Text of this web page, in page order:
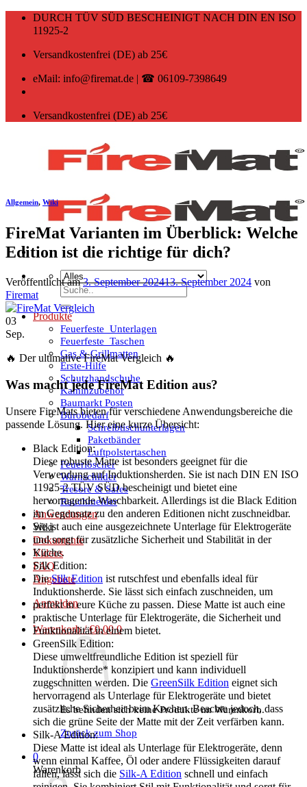
Zum
DURCH TÜV SÜD BESCHEINIGT NACH DIN EN ISO
11925-2
Versandkostenfrei (DE) ab 25€
eMail: info@firemat.de | ☎ 06109-7398649
Versandkostenfrei (DE) ab 25€
Suchen
nach:
Produkte
Feuerfeste_Unterlagen
Feuerfeste_Taschen
Gas & Grillmatten
Erste-Hilfe
Schutzhandschuhe
Kaminzubehör
Baumarkt Posten
Bürobedarf
Schreibtischunterlagen
Paketbänder
Luftpolstertaschen
Feuerlöscher
Warnschilder
Tresore & Safes
Rauchmelder
Anwendungen
Wiki
Dokumente
Videos
FAQ
Angebote
Anmelden
Warenkorb /€0,00 0
Es befinden sich keine Produkte im Warenkorb.
Zurück zum Shop
0
Warenkorb
Allgemein, Wiki
FireMat Varianten im Überblick: Welche
Edition ist die richtige für dich?
Veröffentlicht am3. September 202413. September 2024 von
Firemat
03
Sep.
🔥 Der ultimative FireMat Vergleich 🔥
Was macht jede FireMat Edition aus?
Unsere FireMats bieten für verschiedene Anwendungsbereiche die
passende Lösung. Hier eine kurze Übersicht:
Black Edition:
Diese robuste Matte ist besonders geeignet für die
Verwendung auf Induktionsherden. Sie ist nach DIN EN ISO
11925-2 TÜV SÜD bescheinigt und bietet eine
hervorragende Waschbarkeit. Allerdings ist die Black Edition
im Gegensatz zu den anderen Editionen nicht zuschneidbar.
Sie ist auch eine ausgezeichnete Unterlage für Elektrogeräte
und sorgt für zusätzliche Sicherheit und Stabilität in der
Küche.
Silk Edition:
DieSilk Edition ist rutschfest und ebenfalls ideal für
Induktionsherde. Sie lässt sich einfach zuschneiden, um
perfekt in eure Küche zu passen. Diese Matte ist auch eine
praktische Unterlage für Elektrogeräte, die Sicherheit und
Funktionalität in einem bietet.
GreenSilk Edition:
Diese umweltfreundliche Edition ist speziell für
Induktionsherde* konzipiert und kann individuell
zugeschnitten werden. Die GreenSilk Edition eignet sich
hervorragend als Unterlage für Elektrogeräte und bietet
zusätzliche Sicherheit beim Kochen. Beachte jedoch, dass
sich die grüne Seite der Matte mit der Zeit verfärben kann.
Silk-A Edition:
Diese Matte ist ideal als Unterlage für Elektrogeräte, denn
wenn einmal Kaffee, Öl oder andere Flüssigkeiten darauf
fallen, lässt sich die Silk-A Edition schnell und einfach